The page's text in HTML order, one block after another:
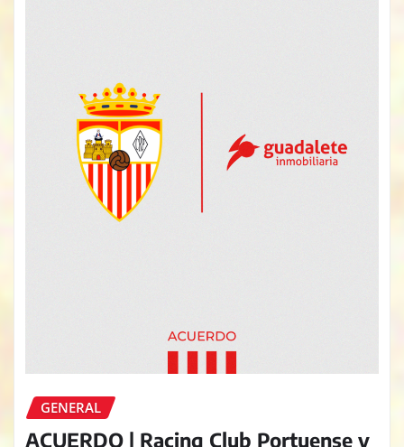
GENERAL
ACUERDO | Racing Club Portuense y